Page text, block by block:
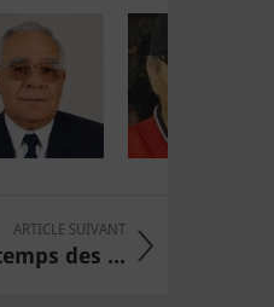
ARTICLE SUIVANT
des ...